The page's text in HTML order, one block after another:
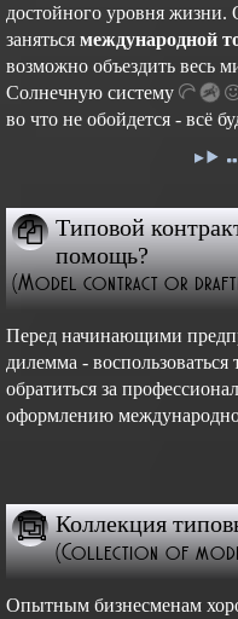
достойного уровня жизни.
заняться международной
возможно объездить весь
Cолнечную систему
во что не обойдется - всё
Типовой
помощь?
(Model contract or
Перед начинающими
дилемма -
обратиться за
оформлению
Коллекция
(Collection of
Опытным бизнесменам